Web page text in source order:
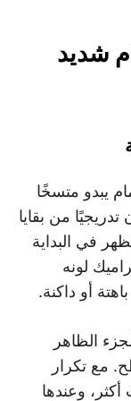
شديد
يبدو متسخًا
من بقايا
في البداية
لونه
أو داكنة.
الظاهر
مع تكرار
وعندها